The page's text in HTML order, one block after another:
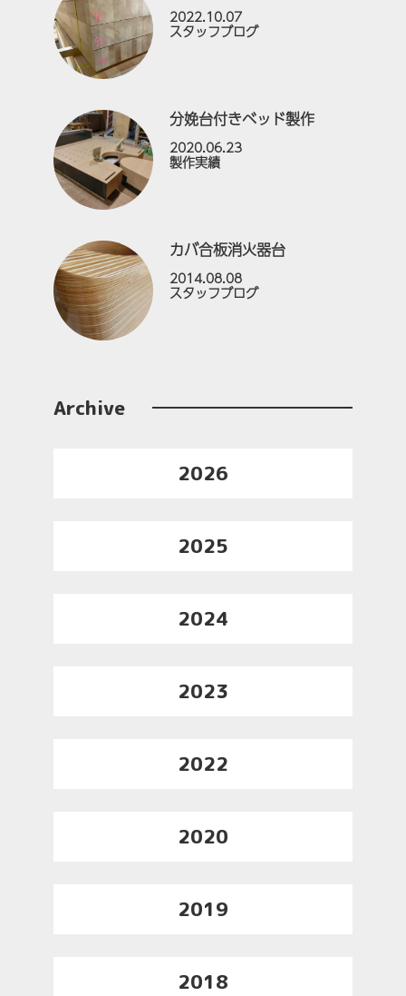
2022.10.07
スタッフブログ
分娩台付きベッド製作
2020.06.23
製作実績
カバ合板消火器台
2014.08.08
スタッフブログ
Archive
2026
2025
2024
2023
2022
2020
2019
2018